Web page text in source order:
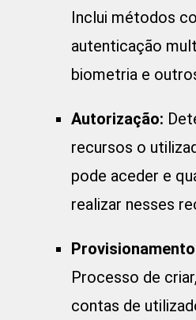
Inclui métodos
autenticação
biometria e
Autorização:
recursos o
pode aceder e
realizar nesses
Processo de
contas de